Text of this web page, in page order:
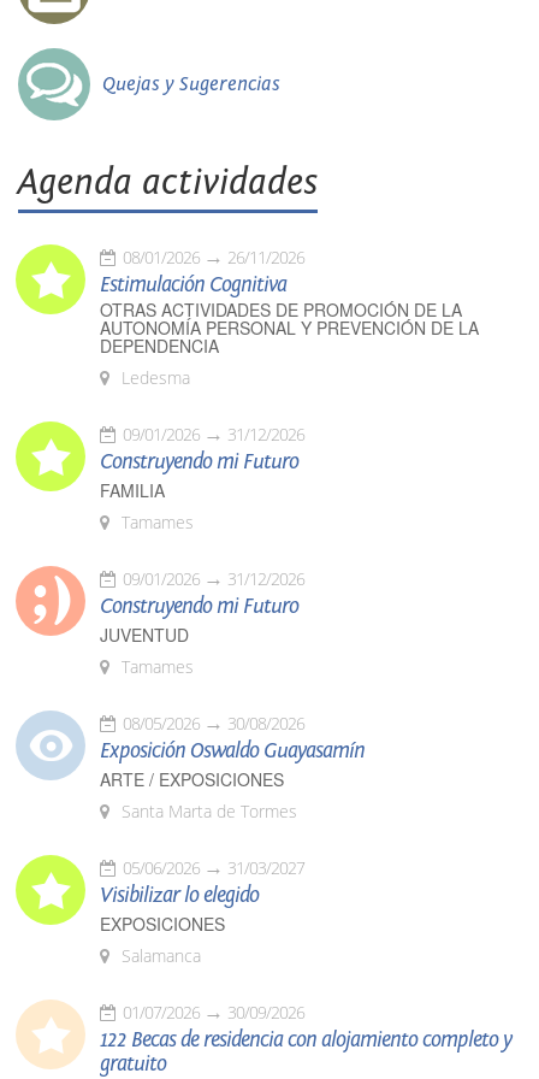
Quejas y Sugerencias
Agenda actividades
08/01/2026 26/11/2026
Estimulación Cognitiva
OTRAS ACTIVIDADES DE PROMOCIÓN DE LA
AUTONOMÍA PERSONAL Y PREVENCIÓN DE LA
DEPENDENCIA
Ledesma
09/01/2026 31/12/2026
Construyendo mi Futuro
FAMILIA
Tamames
09/01/2026 31/12/2026
Construyendo mi Futuro
JUVENTUD
Tamames
08/05/2026 30/08/2026
Exposición Oswaldo Guayasamín
ARTE / EXPOSICIONES
Santa Marta de Tormes
05/06/2026 31/03/2027
Visibilizar lo elegido
EXPOSICIONES
Salamanca
01/07/2026 30/09/2026
122 Becas de residencia con alojamiento completo y
gratuito